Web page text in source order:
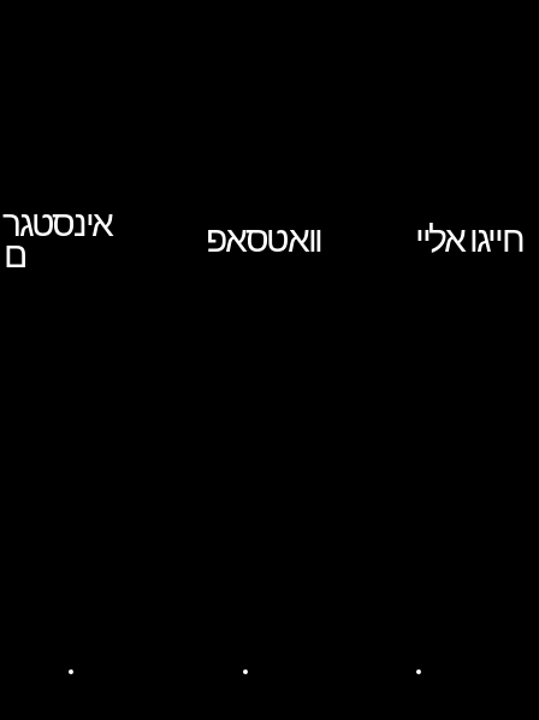
חייגו אליי וואטסאפ אינסטגר
ם